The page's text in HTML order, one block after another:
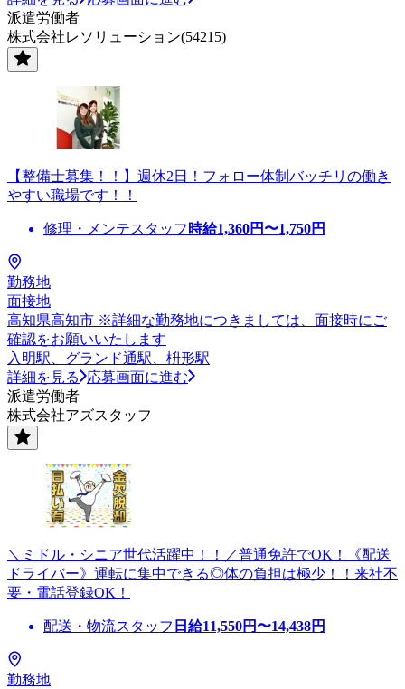
派遣労働者
株式会社レソリューション(54215)
【整備士募集！！】週休2日！フォロー体制バッチリの働き
やすい職場です！！
修理・メンテスタッフ 時給1,360円〜1,750円
勤務地
面接地
高知県高知市 ※詳細な勤務地につきましては、面接時にご
確認をお願いいたします
入明駅、グランド通駅、枡形駅
詳細を見る
応募画面に進む
派遣労働者
株式会社アズスタッフ
＼ミドル・シニア世代活躍中！！／普通免許でOK！《配送
ドライバー》運転に集中できる◎体の負担は極少！！来社不
要・電話登録OK！
配送・物流スタッフ 日給11,550円〜14,438円
勤務地